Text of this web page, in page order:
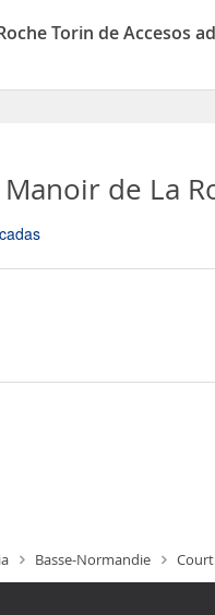
Torin de Accesos
de La
Basse-Normandie